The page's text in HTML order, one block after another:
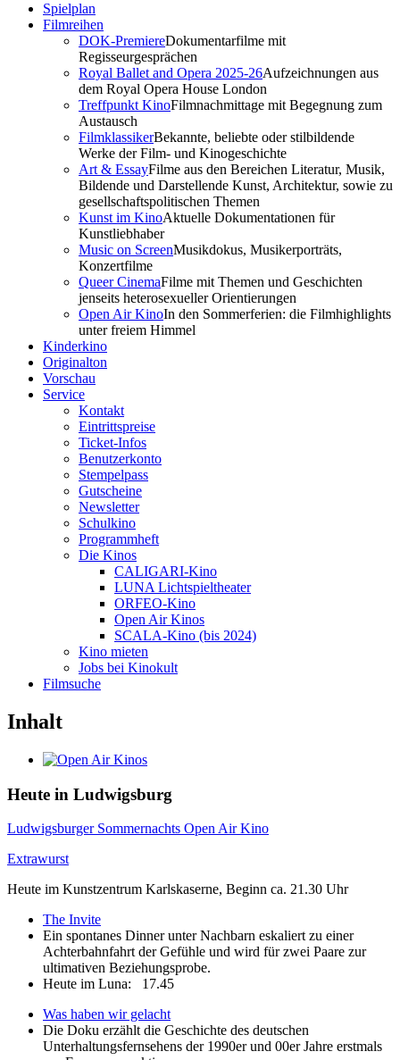
Spielplan
Filmreihen
DOK-PremiereDokumentarfilme mit
Regisseurgesprächen
Royal Ballet and Opera 2025-26Aufzeichnungen aus
dem Royal Opera House London
Treffpunkt KinoFilmnachmittage mit Begegnung zum
Austausch
FilmklassikerBekannte, beliebte oder stilbildende
Werke der Film- und Kinogeschichte
Art & EssayFilme aus den Bereichen Literatur, Musik,
Bildende und Darstellende Kunst, Architektur, sowie zu
gesellschaftspolitischen Themen
Kunst im KinoAktuelle Dokumentationen für
Kunstliebhaber
Music on ScreenMusikdokus, Musikerporträts,
Konzertfilme
Queer CinemaFilme mit Themen und Geschichten
jenseits heterosexueller Orientierungen
Open Air KinoIn den Sommerferien: die Filmhighlights
unter freiem Himmel
Kinderkino
Originalton
Vorschau
Service
Kontakt
Eintrittspreise
Ticket-Infos
Benutzerkonto
Stempelpass
Gutscheine
Newsletter
Schulkino
Programmheft
Die Kinos
CALIGARI-Kino
LUNA Lichtspieltheater
ORFEO-Kino
Open Air Kinos
SCALA-Kino (bis 2024)
Kino mieten
Jobs bei Kinokult
Filmsuche
Inhalt
Heute in Ludwigsburg
Ludwigsburger Sommernachts Open Air Kino
Extrawurst
Heute im Kunstzentrum Karlskaserne, Beginn ca. 21.30 Uhr
The Invite
Ein spontanes Dinner unter Nachbarn eskaliert zu einer
Achterbahnfahrt der Gefühle und wird für zwei Paare zur
ultimativen Beziehungsprobe.
Heute im Luna: 17.45
Was haben wir gelacht
Die Doku erzählt die Geschichte des deutschen
Unterhaltungsfernsehens der 1990er und 00er Jahre erstmals